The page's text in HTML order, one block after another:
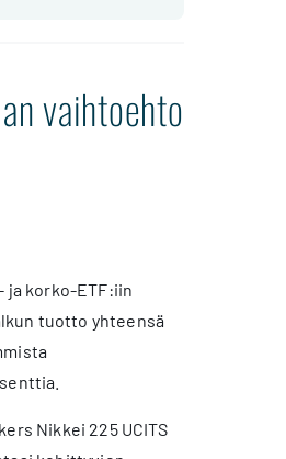
vaihtoehto
ja korko-ETF:iin
tuotto yhteensä
Nikkei 225 UCITS